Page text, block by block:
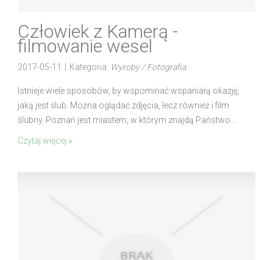
Człowiek z Kamerą -
filmowanie wesel
2017-05-11 Kategoria: Wyroby / Fotografia
Istnieje wiele sposobów, by wspominać wspaniałą okazję,
jaką jest ślub. Można oglądać zdjęcia, lecz również i film
ślubny. Poznań jest miastem, w którym znajdą Państwo...
Czytaj więcej »